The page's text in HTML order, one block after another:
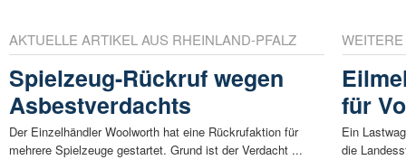
AKTUELLE ARTIKEL AUS RHEINLAND-PFALZ
Spielzeug-Rückruf wegen
Asbestverdachts
Der Einzelhändler Woolworth hat eine Rückrufaktion für
mehrere Spielzeuge gestartet. Grund ist der Verdacht ...
für
Ein
die